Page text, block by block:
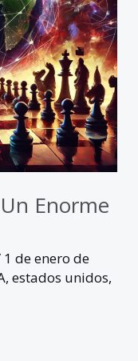
Enorme
1 de enero de
,estados unidos,